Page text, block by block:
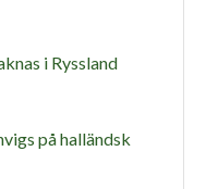
i Ryssland
på halländsk